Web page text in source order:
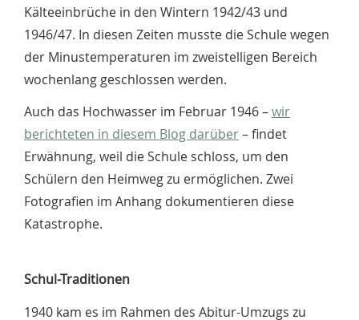
Kälteeinbrüche in den Wintern 1942/43 und
1946/47. In diesen Zeiten musste die Schule wegen
der Minustemperaturen im zweistelligen Bereich
wochenlang geschlossen werden.
Auch das Hochwasser im Februar 1946 –wir
berichteten in diesem Blog darüber– findet
Erwähnung, weil die Schule schloss, um den
Schülern den Heimweg zu ermöglichen. Zwei
Fotografien im Anhang dokumentieren diese
Katastrophe.
Schul-Traditionen
1940 kam es im Rahmen des Abitur-Umzugs zu